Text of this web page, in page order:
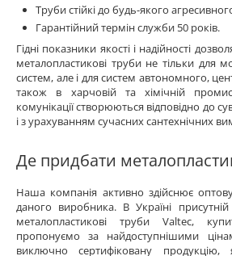
Труби стійкі до будь-якого
Гарантійний термін служби 50 років.
Гідні показники якості і надійності
металопластикові труби не тільки для
систем, але і для систем автономного,
також в харчовій та хімічній
комунікації створюються відповідно до
і з урахуванням сучасних сантехнічних
Де придбати
Наша компанія активно здійснює оптову
даного виробника. В Україні
металопластикові труби Valtec,
пропонуємо за найдоступнішими
виключно сертифіковану